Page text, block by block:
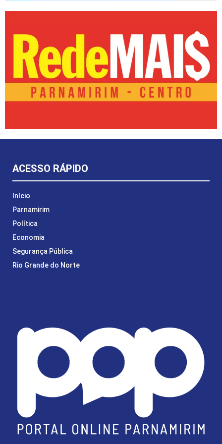
ACESSO RÁPIDO
Início
Parnamirim
Política
Economia
Segurança Pública
Rio Grande do Norte